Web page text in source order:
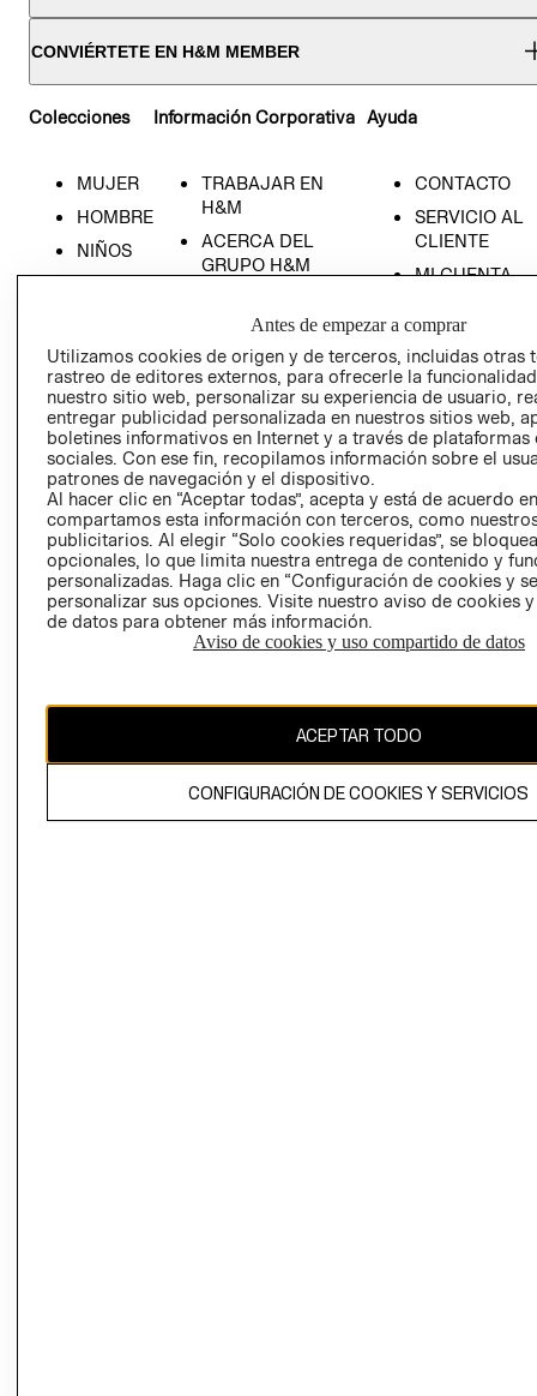
CONVIÉRTETE EN H&M MEMBER
Colecciones
MUJER
HOMBRE
NIÑOS
Información Corporativa
TRABAJAR EN
H&M
ACERCA DEL
GRUPO H&M
SOCIAL
PRENSA
RELACIÓN CON
INVERSIONISTAS
POLÍTICA
EMPRESARIAL
Ayuda
CONTACTO
SERVICIO AL
CLIENTE
MI CUENTA
TIENDAS
- RETIRO EN
TIENDA
TÉRMINOS Y
CONDICIONES
AVISO DE
PRIVACIDAD
GIFT CARD
AVISO DE
Antes de empezar a comprar
Utilizamos cookies de origen y de terceros, incluidas otras
rastreo de editores externos, para ofrecerle la
nuestro sitio web, personalizar su experiencia de usuario,
entregar publicidad personalizada en nuestros sitios web,
boletines informativos en Internet y a través de plataformas
sociales. Con ese fin, recopilamos información sobre el
patrones de navegación y el dispositivo.
Al hacer clic en “Aceptar todas”, acepta y está de acuerdo
compartamos esta información con terceros, como
publicitarios. Al elegir “Solo cookies requeridas”, se
opcionales, lo que limita nuestra entrega de contenido y
personalizadas. Haga clic en “Configuración de cookies y
personalizar sus opciones. Visite nuestro aviso de cookies
de datos para obtener más información.
Aviso de cookies y uso compartido de datos
ACEPTAR TODO
CONFIGURACIÓN DE COOKIES Y SERVICIOS